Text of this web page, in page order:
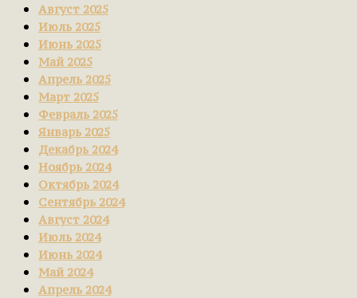
Август 2025
Июль 2025
Июнь 2025
Май 2025
Апрель 2025
Март 2025
Февраль 2025
Январь 2025
Декабрь 2024
Ноябрь 2024
Октябрь 2024
Сентябрь 2024
Август 2024
Июль 2024
Июнь 2024
Май 2024
Апрель 2024